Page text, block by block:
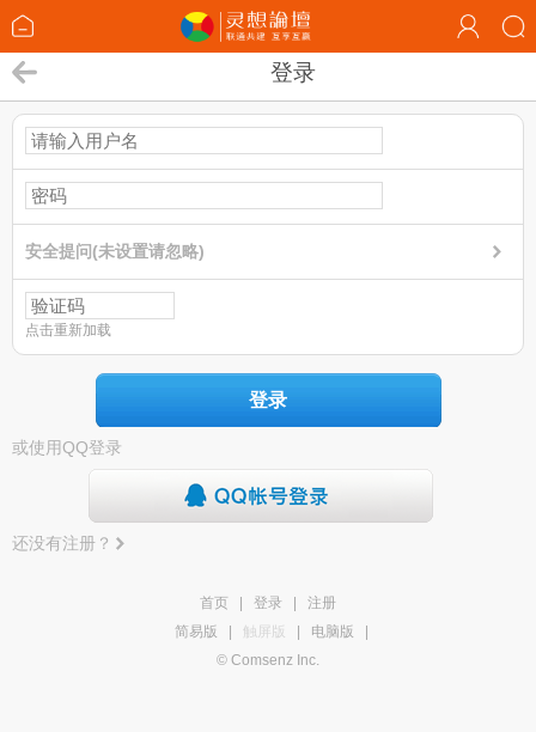
登录
安全提问(未设置请忽略)
点击重新加载
登录
或使用QQ登录
还没有注册？
首页 登录
注册
简易版
触屏版 电脑版
© Comsenz Inc.